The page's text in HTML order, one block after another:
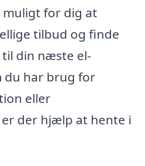
for dig at
tilbud og finde
din næste el-
du har brug for
eller
der hjælp at hente i